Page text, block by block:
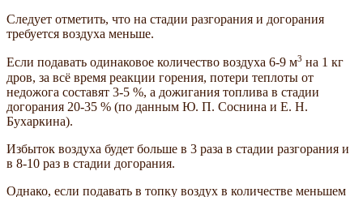
Следует отметить, что на стадии разгорания и догорания
требуется воздуха меньше.
Если подавать одинаковое количество воздуха 6-9 м3 на 1 кг
дров, за всё время реакции горения, потери теплоты от
недожога составят 3-5 %, а дожигания топлива в стадии
догорания 20-35 % (по данным Ю. П. Соснина и Е. Н.
Бухаркина).
Избыток воздуха будет больше в 3 раза в стадии разгорания и
в 8-10 раз в стадии догорания.
Однако, если подавать в топку воздух в количестве меньшем